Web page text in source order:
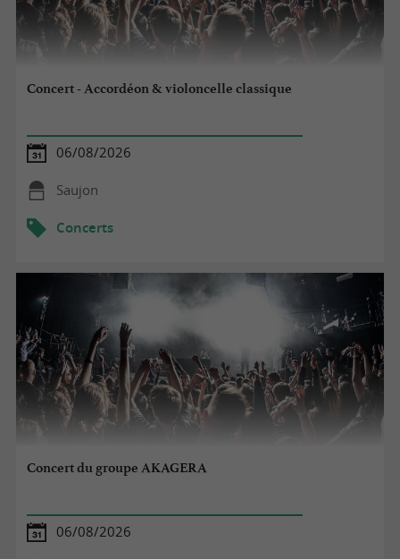
Concert - Accordéon & violoncelle classique
06/08/2026
Saujon
Concerts
Concert du groupe AKAGERA
06/08/2026